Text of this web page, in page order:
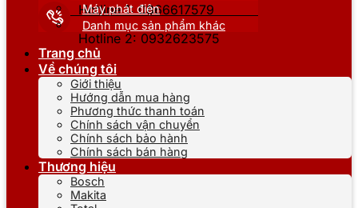
Hotline 1: 0866617579
Hotline 2: 0932623575
Máy phát điện
Danh mục sản phẩm khác
Trang chủ
Về chúng tôi
Giới thiệu
Hướng dẫn mua hàng
Phương thức thanh toán
Chính sách vận chuyển
Chính sách bảo hành
Chính sách bán hàng
Thương hiệu
Bosch
Makita